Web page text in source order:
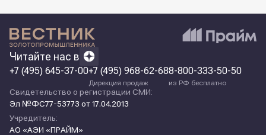
Читайте нас в
+7 (495) 645-37-00+7 (495) 968-62-68
Дирекция продаж
8-800-333-50-50
из РФ бесплатно
Свидетельство о регистрации СМИ:
Эл №ФС77-53773 от 17.04.2013
Учредитель:
АО «АЭИ «ПРАЙМ»